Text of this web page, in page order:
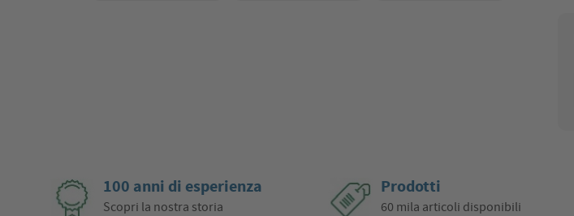
100 anni di esperienza
Scopri la nostra storia
Prodotti
60 mila articoli disponibili